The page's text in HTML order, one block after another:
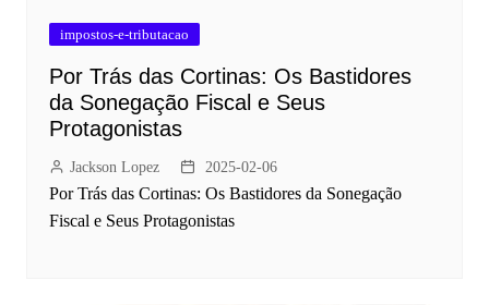
impostos-e-tributacao
Por Trás das Cortinas: Os Bastidores
da Sonegação Fiscal e Seus
Protagonistas
Jackson Lopez 2025-02-06
Por Trás das Cortinas: Os Bastidores da Sonegação
Fiscal e Seus Protagonistas